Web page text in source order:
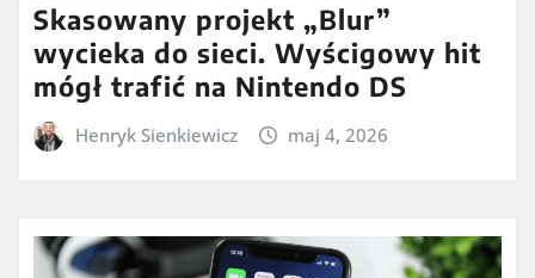
Skasowany projekt „Blur”
wycieka do sieci. Wyścigowy hit
mógł trafić na Nintendo DS
Henryk Sienkiewicz maj 4, 2026